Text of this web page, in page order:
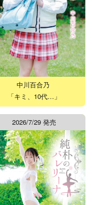
中川百合乃
「キミ、10代…」
2026/7/29 発売